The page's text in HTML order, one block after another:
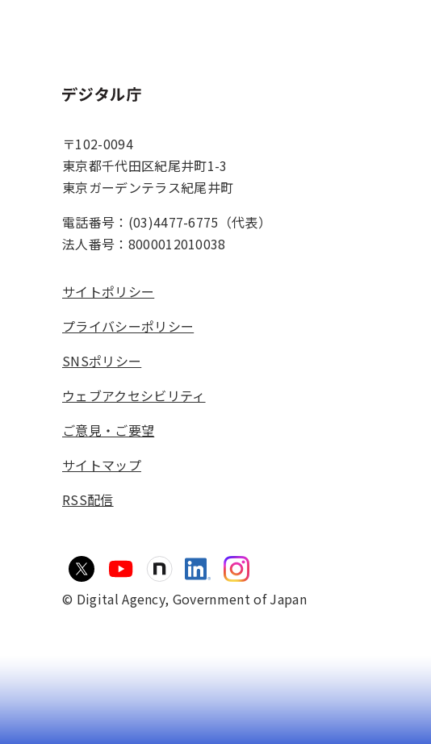
ホーム
〒102-0094
東京都千代田区紀尾井町1-3
東京ガーデンテラス紀尾井町
電話番号：(03)4477-6775（代表）
法人番号：8000012010038
サイトポリシー
プライバシーポリシー
SNSポリシー
ウェブアクセシビリティ
ご意見・ご要望
サイトマップ
RSS配信
© Digital Agency, Government of Japan